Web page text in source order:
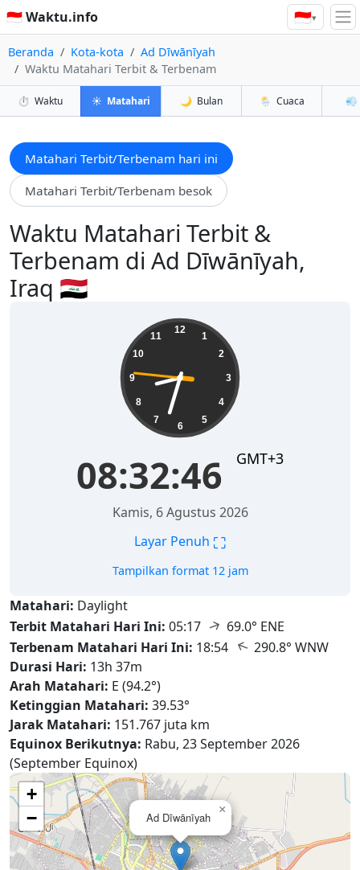
🇮🇩 Waktu.info 🇮🇩▾
Beranda Kota-kota
Ad Dīwānīyah
Waktu Matahari Terbit & Terbenam
⏱️ Waktu ☀️ Matahari 🌙 Bulan 🌦️ Cuaca 💨
Matahari Terbit/Terbenam hari ini
Matahari Terbit/Terbenam besok
Waktu Matahari Terbit &
Terbenam di Ad Dīwānīyah,
Iraq 🇮🇶
12
1
2
3
4
5
6
7
8
9
10
11
08:32:47 GMT+3
Kamis, 6 Agustus 2026
Layar Penuh ⛶
Tampilkan format 12 jam
Matahari: Daylight
Terbit Matahari Hari Ini: 05:17 ↑ 69.0° ENE
Terbenam Matahari Hari Ini: 18:54 ↑ 290.8° WNW
Durasi Hari: 13h 37m
Arah Matahari: E (94.2°)
Ketinggian Matahari: 39.53°
Jarak Matahari: 151.767 juta km
Equinox Berikutnya: Rabu, 23 September 2026
(September Equinox)
Ad Dīwānīyah
×
+
−